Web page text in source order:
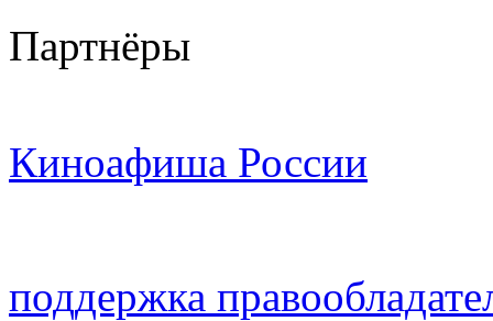
Партнёры
Киноафиша России
поддержка